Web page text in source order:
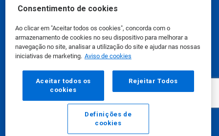
Consentimento de cookies
Ao clicar em "Aceitar todos os cookies", concorda com o
armazenamento de cookies no seu dispositivo para melhorar a
navegação no site, analisar a utilização do site e ajudar nas nossas
iniciativas de marketing. Aviso de cookies
Aceitar todos os
cookies
Rejeitar Todos
Definições de
cookies
E-mail Ligar
Fichas de Informação de Segurança de Produtos
Químicos|Política de Privacidade